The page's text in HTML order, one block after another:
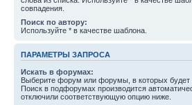
совпадения.
Поиск по автору:
Используйте * в качестве шаблона.
ПАРАМЕТРЫ ЗАПРОСА
Искать в форумах:
Выберите форум или форумы, в которых будет
Поиск в подфорумах производится
отключили соответствующую опцию ниже.